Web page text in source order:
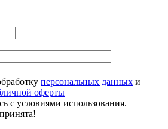
персональных данных и
оферты
с условиями использования.